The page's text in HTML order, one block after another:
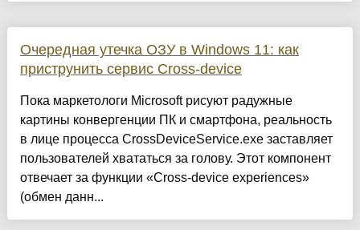
Очередная утечка ОЗУ в Windows 11: как
приструнить сервис Cross-device
Пока маркетологи Microsoft рисуют радужные
картины конвергенции ПК и смартфона, реальность
в лице процесса CrossDeviceService.exe заставляет
пользователей хвататься за голову. Этот компонент
отвечает за функции «Cross-device experiences»
(обмен данн...